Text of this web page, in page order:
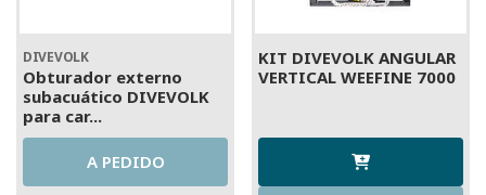
DIVEVOLK
Obturador externo
subacuático DIVEVOLK
para car...
A PEDIDO
KIT DIVEVOLK ANGULAR
VERTICAL WEEFINE 7000